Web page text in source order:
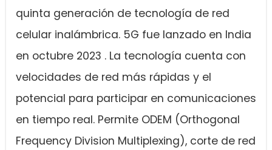
quinta generación de tecnología de red
celular inalámbrica. 5G fue lanzado en India
en octubre 2023 . La tecnología cuenta con
velocidades de red más rápidas y el
potencial para participar en comunicaciones
en tiempo real. Permite ODEM (Orthogonal
Frequency Division Multiplexing), corte de red